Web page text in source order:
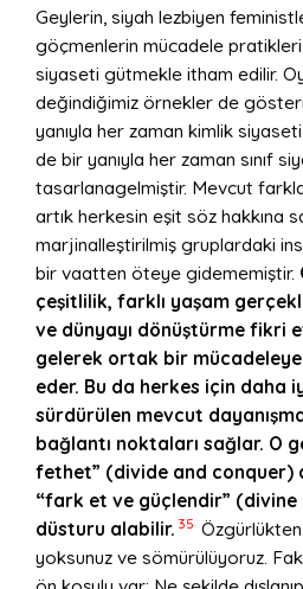
Geylerin, siyah lezbiyen
göçmenlerin mücadele
siyaseti gütmekle itham edilir.
değindiğimiz örnekler de
yanıyla her zaman kimlik
de bir yanıyla her zaman sınıf
tasarlanagelmiştir. Mevcut
artık herkesin eşit söz hakkına
marjinalleştirilmiş gruplardaki
bir vaatten öteye gidememiştir.
çeşitlilik, farklı yaşam
ve dünyayı dönüştürme fikri
gelerek ortak bir
eder. Bu da herkes için daha
sürdürülen mevcut
bağlantı noktaları sağlar. O
fethet” (divide and conquer)
“fark et ve güçlendir”
düsturu alabilir. 35
yoksunuz ve sömürülüyoruz.